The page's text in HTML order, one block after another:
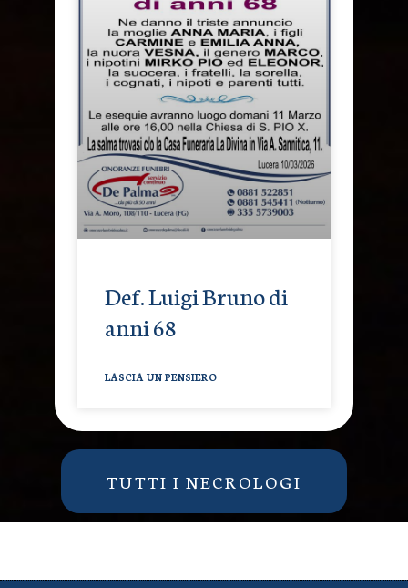
Def. Luigi Bruno di
anni 68
LASCIA UN PENSIERO
TUTTI I NECROLOGI